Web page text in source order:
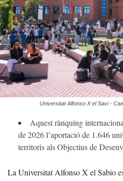
Universitat Alfonso X el Savi -
Aquest rànquing
de 2026 l’aportació de 1.646
territoris als Objectius de
La Universitat Alfonso X el Sabio